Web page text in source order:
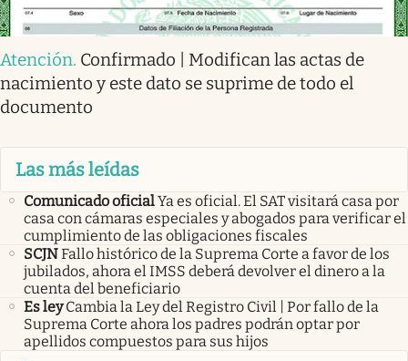
Atención. Confirmado | Modifican las actas de
nacimiento y este dato se suprime de todo el
documento
Las más leídas
Comunicado oficialYa es oficial. El SAT visitará casa por
casa con cámaras especiales y abogados para verificar el
cumplimiento de las obligaciones fiscales
SCJNFallo histórico de la Suprema Corte a favor de los
jubilados, ahora el IMSS deberá devolver el dinero a la
cuenta del beneficiario
Es ley Cambia la Ley del Registro Civil | Por fallo de la
Suprema Corte ahora los padres podrán optar por
apellidos compuestos para sus hijos